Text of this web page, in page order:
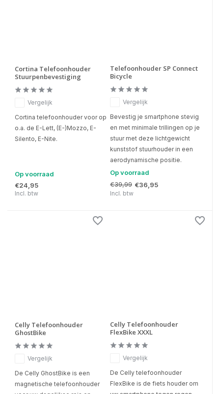
Cortina Telefoonhouder
Stuurpenbevestiging
Vergelijk
Cortina telefoonhouder voor op
o.a. de E-Lett, (E-)Mozzo, E-
Silento, E-Nite.
Op voorraad
€24,95
Incl. btw
Telefoonhouder SP Connect
Bicycle
Vergelijk
Bevestig je smartphone stevig
en met minimale trillingen op je
stuur met deze lichtgewicht
kunststof stuurhouder in een
aerodynamische positie.
Op voorraad
€39,99 €36,95
Incl. btw
Celly Telefoonhouder
GhostBike
Vergelijk
De Celly GhostBike is een
magnetische telefoonhouder
Celly Telefoonhouder
FlexBike XXXL
Vergelijk
De Celly telefoonhouder
FlexBike is de fiets houder om